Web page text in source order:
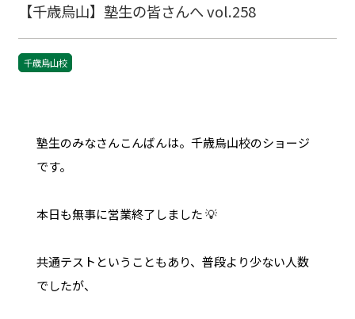
【千歳烏山】塾生の皆さんへ vol.258
千歳烏山校
塾生のみなさんこんばんは。千歳烏山校のショージ
です。
本日も無事に営業終了しました 💡
共通テストということもあり、普段より少ない人数
でしたが、